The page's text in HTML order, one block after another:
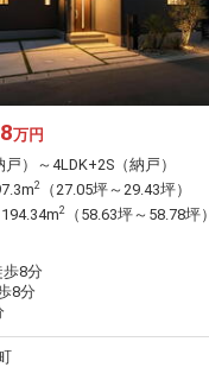
万円
戸）～4LDK+2S（納戸）
2
（27.05坪～29.43坪）
2
（58.63坪～58.78坪）
8分
8分